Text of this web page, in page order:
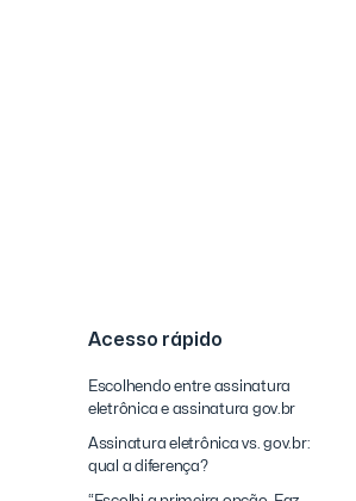
Acesso rápido
Escolhendo entre assinatura
eletrônica e assinatura gov.br
Assinatura eletrônica vs. gov.br:
qual a diferença?